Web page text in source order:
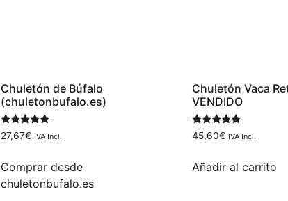
Chuletón de Búfalo
(chuletonbufalo.es)
Valorado
con
27,67€ IVA Incl.
Comprar desde
chuletonbufalo.es
Chuletón Vaca
VENDIDO
Valorado
con
45,60€ IVA Incl.
Añadir al carrito